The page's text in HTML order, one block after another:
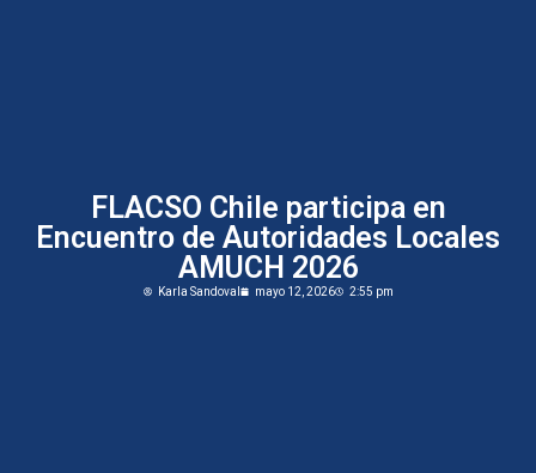
FLACSO Chile participa en
Encuentro de Autoridades Locales
AMUCH 2026
Karla Sandoval mayo 12, 2026 2:55 pm